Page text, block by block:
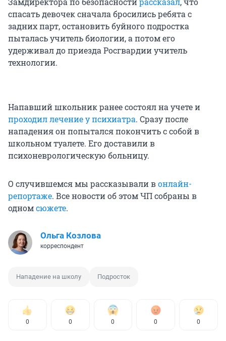
спасать девочек сначала бросились ребята с
задних парт, остановить буйного подростка
пыталась учитель биологии, а потом его
удерживал до приезда Росгвардии учитель
технологии.
Напавший школьник ранее состоял на учете и
проходил лечение у психиатра. Сразу после
нападения он попытался покончить с собой в
школьном туалете. Его доставили в
психоневрологическую больницу.
О случившемся мы рассказывали вонлайн-
репортаже. Все новости об этом ЧП собраны в
одномсюжете.
Ольга Козлова
корреспондент
Нападение на школу Подросток
0 0 0 0 0